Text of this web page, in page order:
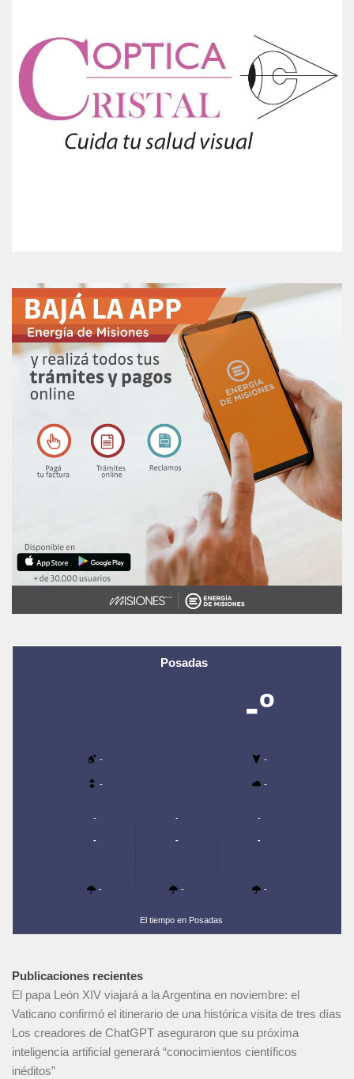
Posadas
-º
- -
- -
-
-
-
-
-
-
-
-
-
El tiempo en Posadas
Publicaciones recientes
El papa León XIV viajará a la Argentina en noviembre: el
Vaticano confirmó el itinerario de una histórica visita de tres días
Los creadores de ChatGPT aseguraron que su próxima
inteligencia artificial generará “conocimientos científicos
inéditos”